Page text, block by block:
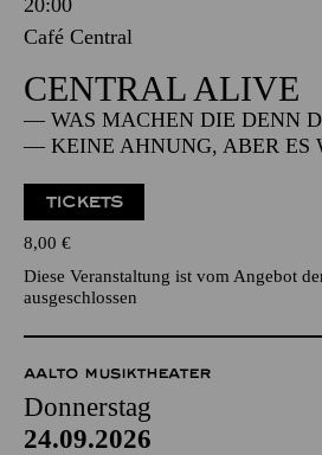
20:00
Café Central
CENTRAL ALIVE
— WAS MACHEN DIE DENN
— KEINE AHNUNG, ABER ES
TICKETS
8,00 €
Diese Veranstaltung ist vom Angebot
ausgeschlossen
AALTO MUSIKTHEATER
Donnerstag
24.09.2026